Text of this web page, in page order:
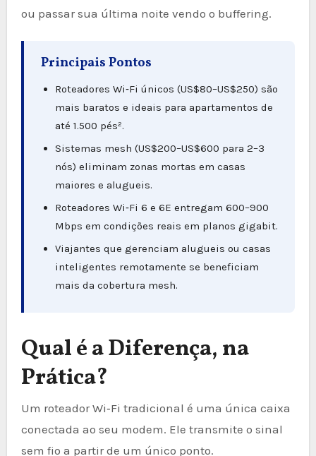
ou passar sua última noite vendo o buffering.
Principais Pontos
Roteadores Wi‑Fi únicos (US$80–US$250) são
mais baratos e ideais para apartamentos de
até 1.500 pés².
Sistemas mesh (US$200–US$600 para 2–3
nós) eliminam zonas mortas em casas
maiores e alugueis.
Roteadores Wi‑Fi 6 e 6E entregam 600–900
Mbps em condições reais em planos gigabit.
Viajantes que gerenciam alugueis ou casas
inteligentes remotamente se beneficiam
mais da cobertura mesh.
Qual é a Diferença, na
Prática?
Um roteador Wi‑Fi tradicional é uma única caixa
conectada ao seu modem. Ele transmite o sinal
sem fio a partir de um único ponto.